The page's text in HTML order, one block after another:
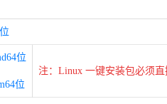
位
位
注：Linux 一键安装包必须直